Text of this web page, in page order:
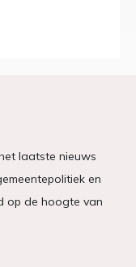
laatste nieuws
en
op de hoogte van